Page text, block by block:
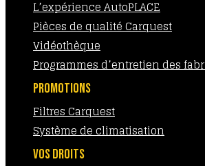
L’expérience AutoPLACE
Pièces de qualité Carquest
Vidéothèque
Programmes d’entretien des
PROMOTIONS
Filtres Carquest
Système de climatisation
VOS DROITS